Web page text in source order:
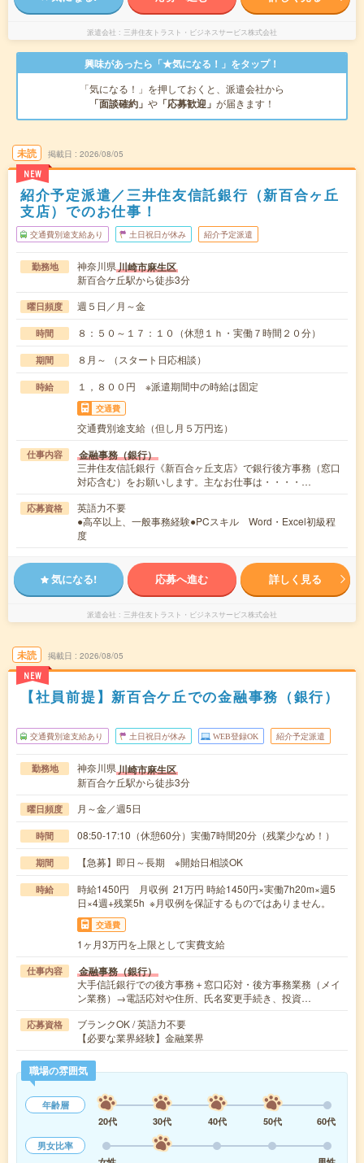
派遣会社 三井住友トラスト・ビジネスサービス株式会社
興味があったら「★気になる！」をタップ！
「気になる！」を押しておくと、派遣会社から
「面談確約」 や 「応募歓迎」 が届きます！
未読
NEW
掲載日 2026/08/05
紹介予定派遣／三井住友信託銀行（新百合ヶ丘
支店）でのお仕事！
交通費別途支給あり 土日祝日が休み 紹介予定派遣
勤務地 神奈川県川崎市麻生区
新百合ケ丘駅から徒歩3分
曜日頻度 週５日／月～金
時間 ８：５０～１７：１０（休憩１ｈ・実働７時間２０分）
期間 ８月～ （スタート日応相談）
時給 １，８００円 ※派遣期間中の時給は固定
交通費
交通費別途支給（但し月５万円迄）
仕事内容 金融事務（銀行）
三井住友信託銀行《新百合ヶ丘支店》で銀行後方事務（窓口
対応含む）をお願いします。主なお仕事は・・・・…
応募資格
英語力不要
●高卒以上、一般事務経験●PCスキル Word・Excel初級程
度
気になる! 応募へ進む 詳しく見る
派遣会社 三井住友トラスト・ビジネスサービス株式会社
未読
NEW
掲載日 2026/08/05
【社員前提】新百合ケ丘での金融事務（銀行）
交通費別途支給あり 土日祝日が休み WEB登録OK 紹介予定派遣
勤務地 神奈川県川崎市麻生区
新百合ケ丘駅から徒歩3分
曜日頻度 月～金／週5日
時間 08:50-17:10（休憩60分）実働7時間20分（残業少なめ！）
期間 【急募】即日～長期 ※開始日相談OK
時給
時給1450円 月収例 21万円 時給1450円×実働7h20m×週5
日×4週+残業5h ※月収例を保証するものではありません。
交通費
1ヶ月3万円を上限として実費支給
仕事内容 金融事務（銀行）
大手信託銀行での後方事務＋窓口応対・後方事務業務（メイ
ン業務）→電話応対や住所、氏名変更手続き、投資…
応募資格
ブランクOK / 英語力不要
【必要な業界経験】金融業界
職場の雰囲気
年齢層
20代
30代 40代 50代
60代
男女比率